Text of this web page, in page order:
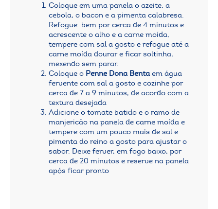
Coloque em uma panela o azeite, a
cebola, o bacon e a pimenta calabresa.
Refogue bem por cerca de 4 minutos e
acrescente o alho e a carne moída,
tempere com sal a gosto e refogue até a
carne moída dourar e ficar soltinha,
mexendo sem parar.
Coloque o Penne Dona Benta em água
fervente com sal a gosto e cozinhe por
cerca de 7 a 9 minutos, de acordo com a
textura desejada
Adicione o tomate batido e o ramo de
manjericão na panela de carne moída e
tempere com um pouco mais de sal e
pimenta do reino a gosto para ajustar o
sabor. Deixe ferver, em fogo baixo, por
cerca de 20 minutos e reserve na panela
após ficar pronto